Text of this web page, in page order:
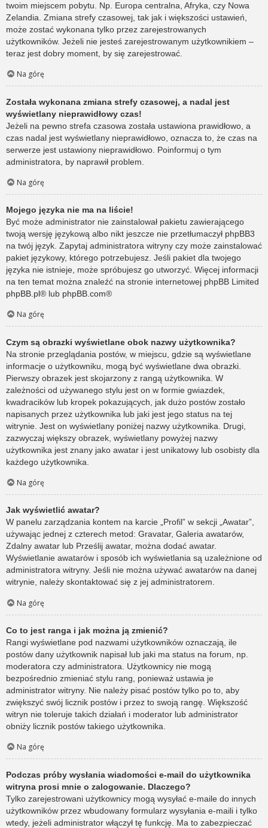
twoim miejscem pobytu. Np. Europa centralna, Afryka, czy Nowa
Zelandia. Zmiana strefy czasowej, tak jak i większości ustawień,
może zostać wykonana tylko przez zarejestrowanych
użytkowników. Jeżeli nie jesteś zarejestrowanym użytkownikiem –
teraz jest dobry moment, by się zarejestrować.
Na górę
Została wykonana zmiana strefy czasowej, a nadal jest
wyświetlany nieprawidłowy czas!
Jeżeli na pewno strefa czasowa została ustawiona prawidłowo, a
czas nadal jest wyświetlany nieprawidłowo, oznacza to, że czas na
serwerze jest ustawiony nieprawidłowo. Poinformuj o tym
administratora, by naprawił problem.
Na górę
Mojego języka nie ma na liście!
Być może administrator nie zainstalował pakietu zawierającego
twoją wersję językową albo nikt jeszcze nie przetłumaczył phpBB3
na twój język. Zapytaj administratora witryny czy może zainstalować
pakiet językowy, którego potrzebujesz. Jeśli pakiet dla twojego
języka nie istnieje, może spróbujesz go utworzyć. Więcej informacji
na ten temat można znaleźć na stronie internetowej phpBB Limited
phpBB.pl® lub phpBB.com®
Na górę
Czym są obrazki wyświetlane obok nazwy użytkownika?
Na stronie przeglądania postów, w miejscu, gdzie są wyświetlane
informacje o użytkowniku, mogą być wyświetlane dwa obrazki.
Pierwszy obrazek jest skojarzony z rangą użytkownika. W
zależności od używanego stylu jest on w formie gwiazdek,
kwadracików lub kropek pokazujących, jak dużo postów zostało
napisanych przez użytkownika lub jaki jest jego status na tej
witrynie. Jest on wyświetlany poniżej nazwy użytkownika. Drugi,
zazwyczaj większy obrazek, wyświetlany powyżej nazwy
użytkownika jest znany jako awatar i jest unikatowy lub osobisty dla
każdego użytkownika.
Na górę
Jak wyświetlić awatar?
W panelu zarządzania kontem na karcie „Profil” w sekcji „Awatar”,
używając jednej z czterech metod: Gravatar, Galeria awatarów,
Zdalny awatar lub Prześlij awatar, można dodać awatar.
Wyświetlanie awatarów i sposób ich wyświetlania są uzależnione od
administratora witryny. Jeśli nie można używać awatarów na danej
witrynie, należy skontaktować się z jej administratorem.
Na górę
Co to jest ranga i jak można ją zmienić?
Rangi wyświetlane pod nazwami użytkowników oznaczają, ile
postów dany użytkownik napisał lub jaki ma status na forum, np.
moderatora czy administratora. Użytkownicy nie mogą
bezpośrednio zmieniać stylu rang, ponieważ ustawia je
administrator witryny. Nie należy pisać postów tylko po to, aby
zwiększyć swój licznik postów i przez to swoją rangę. Większość
witryn nie toleruje takich działań i moderator lub administrator
obniży licznik postów takiego użytkownika.
Na górę
Podczas próby wysłania wiadomości e-mail do użytkownika
witryna prosi mnie o zalogowanie. Dlaczego?
Tylko zarejestrowani użytkownicy mogą wysyłać e-maile do innych
użytkowników przez wbudowany formularz wysyłania e-maili i tylko
wtedy, jeżeli administrator włączył tę funkcję. Ma to zabezpieczać